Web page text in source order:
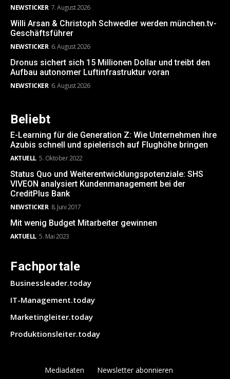
NEWSTICKER 7. August 2026
Willi Arsan & Christoph Schwedler werden münchen.tv-
Geschäftsführer
NEWSTICKER 6. August 2026
Dronus sichert sich 15 Millionen Dollar und treibt den
Aufbau autonomer Luftinfrastruktur voran
NEWSTICKER 6. August 2026
Beliebt
E-Learning für die Generation Z: Wie Unternehmen ihre
Azubis schnell und spielerisch auf Flughöhe bringen
AKTUELL 5. Oktober 2022
Status Quo und Weiterentwicklungspotenziale: SHS
VIVEON analysiert Kundenmanagement bei der
CreditPlus Bank
NEWSTICKER 8. Juni 2017
Mit wenig Budget Mitarbeiter gewinnen
AKTUELL 5. Mai 2023
Fachportale
Businessleader.today
IT-Management.today
Marketingleiter.today
Produktionsleiter.today
Mediadaten Newsletter abonnieren